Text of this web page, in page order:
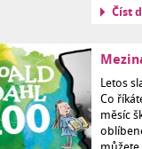
Číst
Letos
Co
měsíc